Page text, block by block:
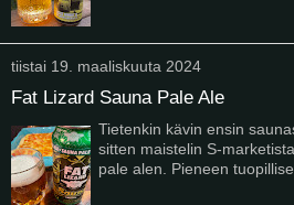
tiistai 19. maaliskuuta 2024
Fat Lizard Sauna Pale Ale
Tietenkin kävin ensin
sitten maistelin S-
pale alen. Pieneen